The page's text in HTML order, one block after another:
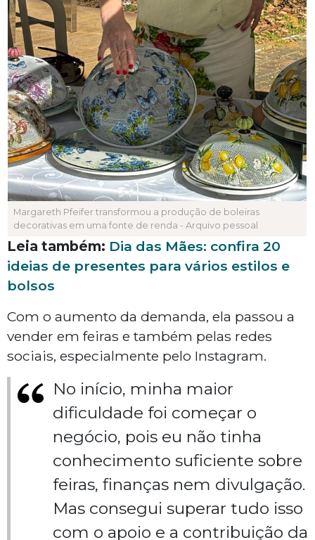
Margareth Pfeifer transformou a produção de boleiras
decorativas em uma fonte de renda - Arquivo pessoal
Leia também: Dia das Mães: confira 20
ideias de presentes para vários estilos e
bolsos
Com o aumento da demanda, ela passou a
vender em feiras e também pelas redes
sociais, especialmente pelo Instagram.
No início, minha maior
dificuldade foi começar o
negócio, pois eu não tinha
conhecimento suficiente sobre
feiras, finanças nem divulgação.
Mas consegui superar tudo isso
com o apoio e a contribuição da